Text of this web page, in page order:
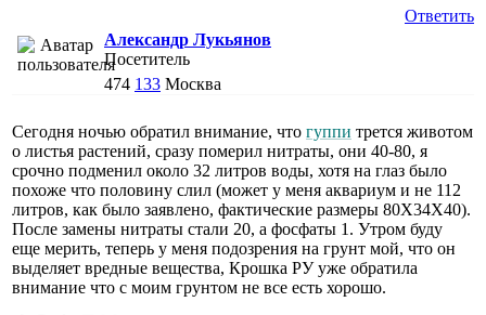
Ответить
Александр Лукьянов
Посетитель
474 133 Москва
Сегодня ночью обратил внимание, что гуппи трется животом
о листья растений, сразу померил нитраты, они 40-80, я
срочно подменил около 32 литров воды, хотя на глаз было
похоже что половину слил (может у меня аквариум и не 112
литров, как было заявлено, фактические размеры 80X34X40).
После замены нитраты стали 20, а фосфаты 1. Утром буду
еще мерить, теперь у меня подозрения на грунт мой, что он
выделяет вредные вещества, Крошка РУ уже обратила
внимание что с моим грунтом не все есть хорошо.